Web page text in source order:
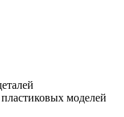
моделей